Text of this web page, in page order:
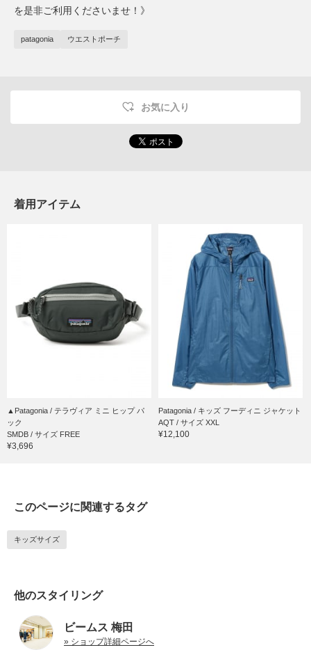
を是非ご利用くださいませ！》
patagonia ウエストポーチ
お気に入り
着用アイテム
▲Patagonia / テラヴィア ミニ ヒップ パ
ック
SMDB / サイズ FREE
¥3,696
Patagonia / キッズ フーディニ ジャケット
AQT / サイズ XXL
¥12,100
このページに関連するタグ
キッズサイズ
他のスタイリング
ビームス 梅田
» ショップ詳細ページへ